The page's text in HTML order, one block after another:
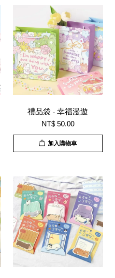
禮品袋 - 幸福漫遊
NT$ 50.00
加入購物車